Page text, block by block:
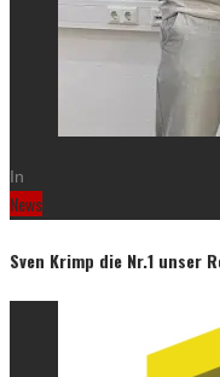
In
News
Sven Krimp die Nr.1 unser